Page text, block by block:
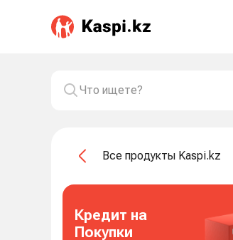
Все продукты Kaspi.kz
Кредит на
Покупки